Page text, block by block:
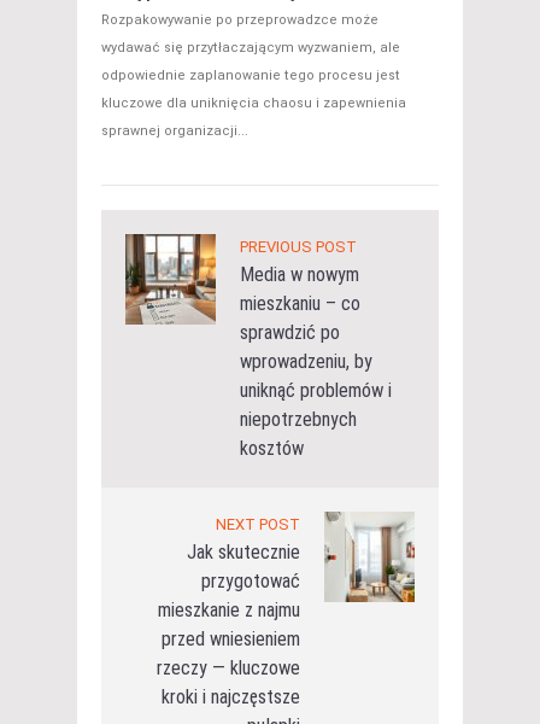
Rozpakowywanie po przeprowadzce może
wydawać się przytłaczającym wyzwaniem, ale
odpowiednie zaplanowanie tego procesu jest
kluczowe dla uniknięcia chaosu i zapewnienia
sprawnej organizacji...
PREVIOUS POST
Media w nowym
mieszkaniu – co
sprawdzić po
wprowadzeniu, by
uniknąć problemów i
niepotrzebnych
kosztów
NEXT POST
Jak skutecznie
przygotować
mieszkanie z najmu
przed wniesieniem
rzeczy — kluczowe
kroki i najczęstsze